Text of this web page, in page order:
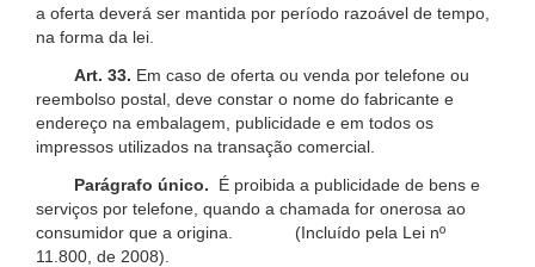
a oferta deverá ser mantida por período razoável de tempo,
na forma da lei.
Art. 33. Em caso de oferta ou venda por telefone ou
reembolso postal, deve constar o nome do fabricante e
endereço na embalagem, publicidade e em todos os
impressos utilizados na transação comercial.
Parágrafo único.
É proibida a publicidade de bens e
serviços por telefone, quando a chamada for onerosa ao
consumidor que a origina. (Incluído pela Lei nº
11.800, de 2008).